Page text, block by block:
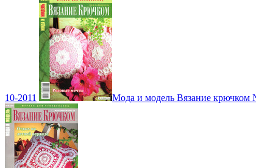
10-2011 Мода и модель Вязание крючком